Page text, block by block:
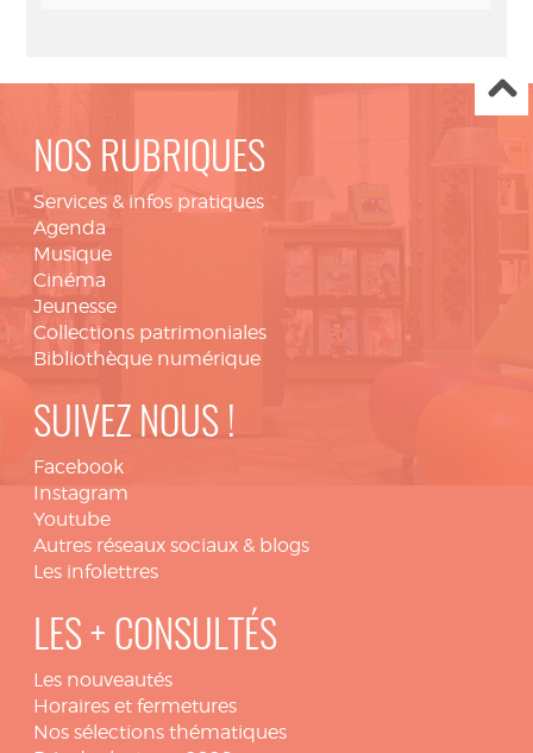
NOS RUBRIQUES
Services & infos pratiques
Agenda
Musique
Cinéma
Jeunesse
Collections patrimoniales
Bibliothèque numérique
SUIVEZ NOUS !
Facebook
Instagram
Youtube
Autres réseaux sociaux & blogs
Les infolettres
LES + CONSULTÉS
Les nouveautés
Horaires et fermetures
Nos sélections thématiques